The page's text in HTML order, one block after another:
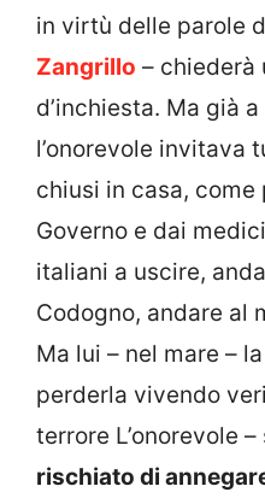
in virtù delle parole
Zangrillo – chiederà
d’inchiesta. Ma già
l’onorevole invitava
chiusi in casa,
Governo e dai
italiani a uscire,
Codogno, andare al
Ma lui – nel mare –
perderla vivendo
terrore L’onorevole
rischiato di